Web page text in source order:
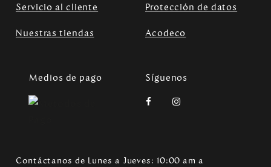
Servicio al cliente Protección de datos
Nuestras tiendas Acodeco
Medios de pago Síguenos
Contáctanos de Lunes a Jueves: 10:00 am a